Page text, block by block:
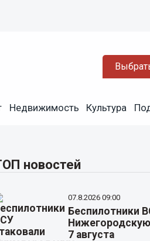
Недвижимость Культура
новостей
07.8.2026 09:00
Беспилотники
7 августа